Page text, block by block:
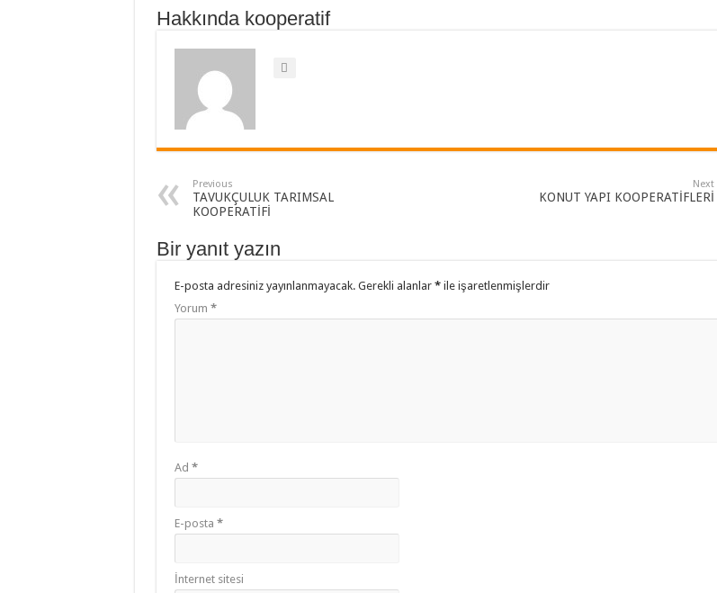
Hakkında kooperatif
Previous
TAVUKÇULUK TARIMSAL
KOOPERATİFİ
Next
KONUT YAPI KOOPERATİFLERİ
Bir yanıt yazın
E-posta adresiniz yayınlanmayacak. Gerekli alanlar *ile işaretlenmişlerdir
Yorum *
Ad *
E-posta *
İnternet sitesi